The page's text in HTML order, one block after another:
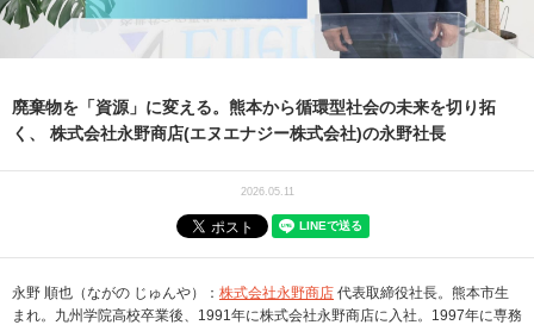
廃棄物を「資源」に変える。熊本から循環型社会の未来を切り拓
く、 株式会社永野商店(エヌエナジー株式会社)の永野社長
2026.05.11
永野 順也（ながの じゅんや）： 株式会社永野商店 代表取締役社長。熊本市生
まれ。九州学院高校卒業後、1991年に株式会社永野商店に入社。1997年に専務